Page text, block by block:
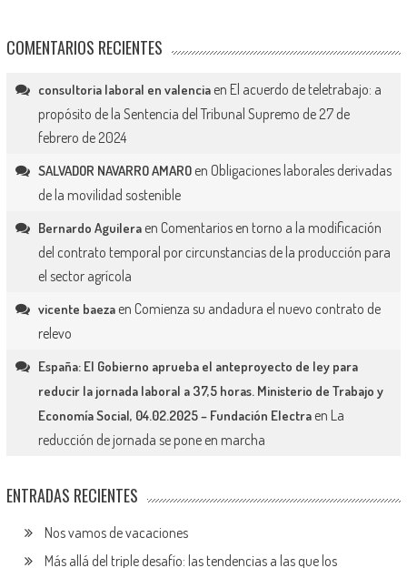
COMENTARIOS RECIENTES
consultoria laboral en valenciaen El acuerdo de teletrabajo: a
propósito de la Sentencia del Tribunal Supremo de 27 de
febrero de 2024
SALVADOR NAVARRO AMAROen Obligaciones laborales derivadas
de la movilidad sostenible
Bernardo Aguileraen Comentarios en torno a la modificación
del contrato temporal por circunstancias de la producción para
el sector agrícola
vicente baezaen Comienza su andadura el nuevo contrato de
relevo
España: El Gobierno aprueba el anteproyecto de ley para
reducir la jornada laboral a 37,5 horas. Ministerio de Trabajo y
Economía Social, 04.02.2025 – Fundación Electraen La
reducción de jornada se pone en marcha
ENTRADAS RECIENTES
Nos vamos de vacaciones
Más allá del triple desafío: las tendencias a las que los